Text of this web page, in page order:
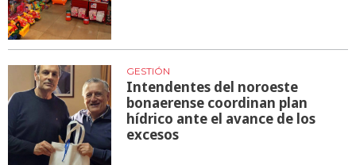
GESTIÓN
Intendentes del noroeste
bonaerense coordinan plan
hídrico ante el avance de los
excesos